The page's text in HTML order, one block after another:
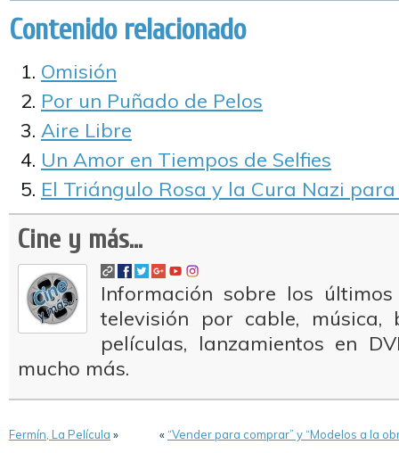
Contenido relacionado
Omisión
Por un Puñado de Pelos
Aire Libre
Un Amor en Tiempos de Selfies
El Triángulo Rosa y la Cura Nazi
Cine y más...
Información sobre los
televisión por cable, música,
películas, lanzamientos en
mucho más.
Fermín, La Película » « “Vender para comprar” y “Modelos a la